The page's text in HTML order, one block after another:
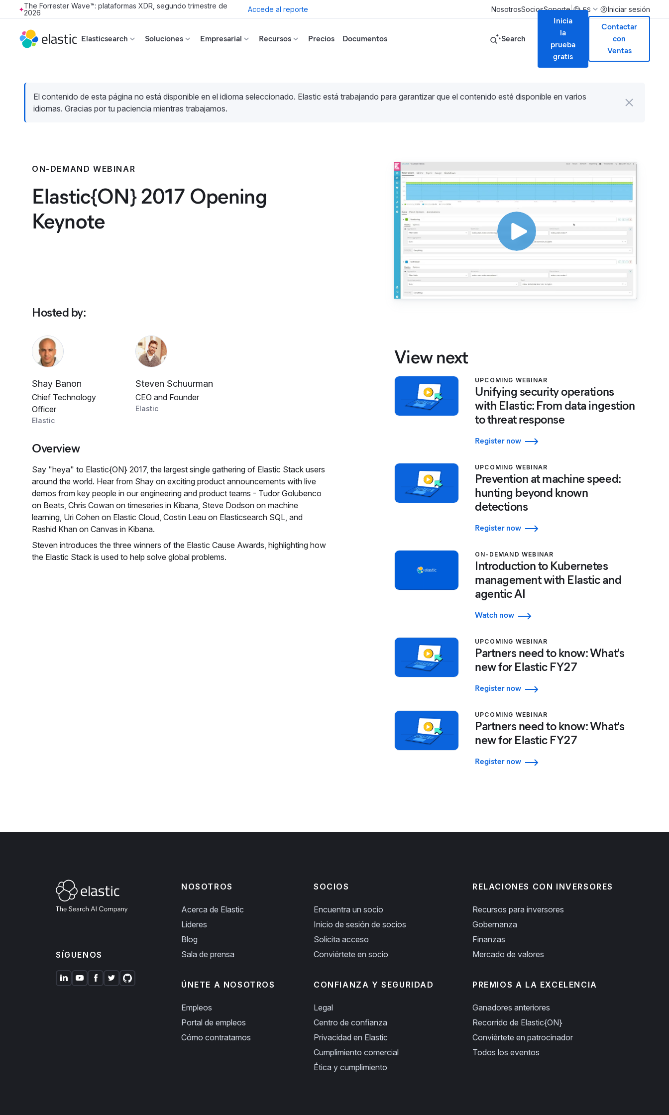
Skip to main content
The Forrester Wave™: plataformas XDR, segundo trimestre de
2026
Accede al reporte NosotrosSociosSoporte| ES Iniciar sesión
Elasticsearch Soluciones Empresarial Recursos Precios Documentos Search
Inicia
la
prueba
gratis
Contactar
con
Ventas
El contenido de esta página no está disponible en el idioma seleccionado. Elastic está trabajando para garantizar que el contenido esté disponible en varios
idiomas. Gracias por tu paciencia mientras trabajamos.
ON-DEMAND WEBINAR
Elastic{ON} 2017 Opening
Keynote
Hosted by:
Shay Banon
Chief Technology
Officer
Elastic
Steven Schuurman
CEO and Founder
Elastic
Overview
Say "heya" to Elastic{ON} 2017, the largest single gathering of Elastic Stack users
around the world. Hear from Shay on exciting product announcements with live
demos from key people in our engineering and product teams - Tudor Golubenco
on Beats, Chris Cowan on timeseries in Kibana, Steve Dodson on machine
learning, Uri Cohen on Elastic Cloud, Costin Leau on Elasticsearch SQL, and
Rashid Khan on Canvas in Kibana.
Steven introduces the three winners of the Elastic Cause Awards, highlighting how
the Elastic Stack is used to help solve global problems.
View next
UPCOMING WEBINAR
Unifying security operations
with Elastic: From data ingestion
to threat response
Register now
UPCOMING WEBINAR
Prevention at machine speed:
hunting beyond known
detections
Register now
ON-DEMAND WEBINAR
Introduction to Kubernetes
management with Elastic and
agentic AI
Watch now
UPCOMING WEBINAR
Partners need to know: What's
new for Elastic FY27
Register now
UPCOMING WEBINAR
Partners need to know: What's
new for Elastic FY27
Register now
SÍGUENOS
NOSOTROS
Acerca de Elastic
Líderes
Blog
Sala de prensa
ÚNETE A NOSOTROS
Empleos
Portal de empleos
Cómo contratamos
SOCIOS
Encuentra un socio
Inicio de sesión de socios
Solicita acceso
Conviértete en socio
CONFIANZA Y SEGURIDAD
Legal
Centro de confianza
Privacidad en Elastic
Cumplimiento comercial
Ética y cumplimiento
RELACIONES CON INVERSORES
Recursos para inversores
Gobernanza
Finanzas
Mercado de valores
PREMIOS A LA EXCELENCIA
Ganadores anteriores
Recorrido de Elastic{ON}
Conviértete en patrocinador
Todos los eventos